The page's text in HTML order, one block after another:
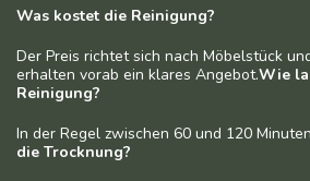
Was kostet die Reinigung?
Der Preis richtet sich nach Möbelstück
erhalten vorab ein klares Angebot.Wie
Reinigung?
In der Regel zwischen 60 und 120
die Trocknung?